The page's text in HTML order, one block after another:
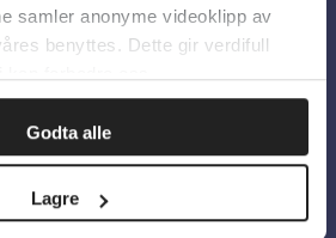
samler anonyme videoklipp av
benyttes. Dette gir verdifull
Godta alle
Lagre